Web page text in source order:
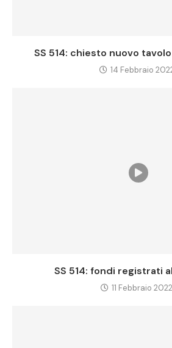
SS 514: chiesto nuovo
14 Febbraio
SS 514: fondi registrati
11 Febbraio 2022